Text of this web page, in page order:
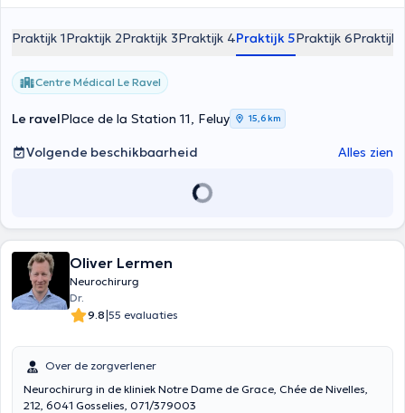
Dame de Grâce (Gosselies Charleroi), op de dienst neurochirurgie
Namen.
Praktijk 1Praktijk 2Praktijk 3Praktijk 4Praktijk 5Praktijk 6Praktijk
Centre Médical Le Ravel
Le ravelPlace de la Station 11, Feluy 15,6 km
Volgende beschikbaarheid Alles zien
Oliver Lermen
Neurochirurg
Dr.
9.8|55 evaluaties
Over de zorgverlener
Neurochirurg in de kliniek Notre Dame de Grace, Chée de Nivelles,
212, 6041 Gosselies, 071/379003